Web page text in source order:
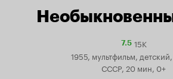
7.5Рейтинг
Кинопоиска
7.5
15K
1955, мультфильм,
СССР, 20 мин, 0+